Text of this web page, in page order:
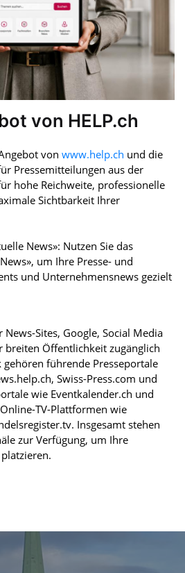
von HELP.ch
von www.help.ch und die
Pressemitteilungen aus der
hohe Reichweite, professionelle
Sichtbarkeit Ihrer
News»: Nutzen Sie das
um Ihre Presse- und
und Unternehmensnews gezielt
Sites, Google, Social Media
breiten Öffentlichkeit zugänglich
führende Presseportale
Swiss-Press.com und
wie Eventkalender.ch und
TV-Plattformen wie
Insgesamt stehen
zur Verfügung, um Ihre